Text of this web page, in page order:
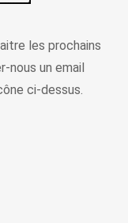
les prochains
nous un email
ci-dessus.